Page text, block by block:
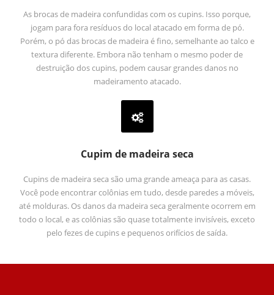
As brocas de madeira confundidas com os cupins. Isso porque,
jogam para fora resíduos do local atacado em forma de pó.
Porém, o pó das brocas de madeira é fino, semelhante ao talco e
textura diferente. Embora não tenham o mesmo poder de
destruição dos cupins, podem causar grandes danos no
madeiramento atacado.
Cupim de madeira seca
Cupins de madeira seca são uma grande ameaça para as casas.
Você pode encontrar colônias em tudo, desde paredes a móveis,
até molduras. Os danos da madeira seca geralmente ocorrem em
todo o local, e as colônias são quase totalmente invisíveis, exceto
pelo fezes de cupins e pequenos orifícios de saída.